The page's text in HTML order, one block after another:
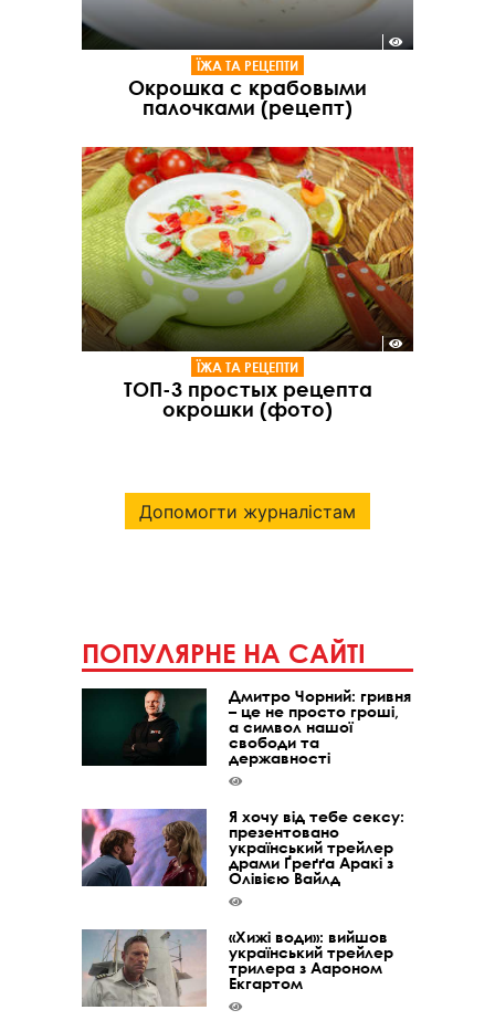
ЇЖА ТА РЕЦЕПТИ
Окрошка с крабовыми
палочками (рецепт)
ЇЖА ТА РЕЦЕПТИ
ТОП-3 простых рецепта
окрошки (фото)
Допомогти журналістам
ПОПУЛЯРНЕ НА САЙТІ
Дмитро Чорний: гривня
– це не просто гроші,
а символ нашої
свободи та
державності
Я хочу від тебе сексу:
презентовано
український трейлер
драми Ґреґґа Аракі з
Олівією Вайлд
«Хижі води»: вийшов
український трейлер
трилера з Аароном
Екгартом